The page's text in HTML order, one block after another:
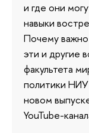
и где они
навыки
Почему важно
эти и другие
факультета
политики
новом
YouTube-